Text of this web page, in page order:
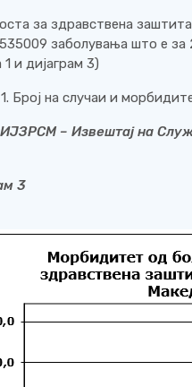
за здравствена
заболувања што е за
и дијаграм 3)
Број на случаи и
ИЈЗРСМ– Извештај на
3